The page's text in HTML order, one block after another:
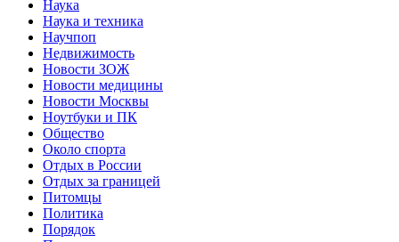
Наука
Наука и техника
Научпоп
Недвижимость
Новости ЗОЖ
Новости медицины
Новости Москвы
Ноутбуки и ПК
Общество
Около спорта
Отдых в России
Отдых за границей
Питомцы
Политика
Порядок